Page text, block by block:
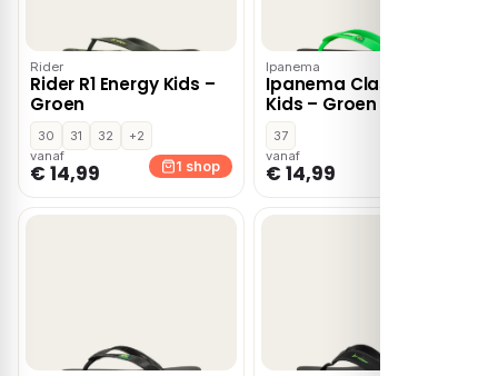
Rider
Rider R1 Energy Kids –
Groen
30 31 32
+2
vanaf
€ 14,99 1 shop
Ipanema
Ipanema Classic Brasil
Kids – Groen
37
vanaf
€ 14,99